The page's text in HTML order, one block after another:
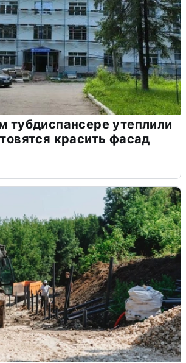
тубдиспансере утеплили
красить фасад